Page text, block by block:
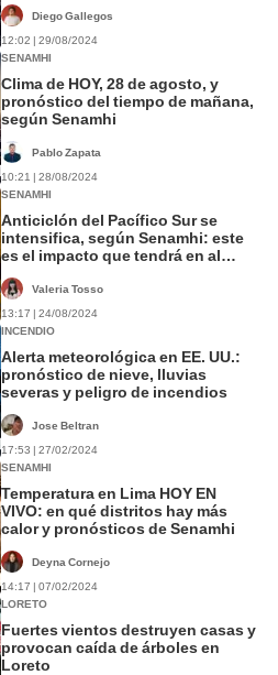
Diego Gallegos
12:02 | 29/08/2024
SENAMHI
Clima de HOY, 28 de agosto, y
pronóstico del tiempo de mañana,
según Senamhi
Pablo Zapata
10:21 | 28/08/2024
SENAMHI
Anticiclón del Pacífico Sur se
intensifica, según Senamhi: este
es el impacto que tendrá en al
Valeria Tosso
13:17 | 24/08/2024
INCENDIO
Alerta meteorológica en EE. UU.:
pronóstico de nieve, lluvias
severas y peligro de incendios
Jose Beltran
17:53 | 27/02/2024
SENAMHI
Temperatura en Lima HOY EN
VIVO: en qué distritos hay más
calor y pronósticos de Senamhi
Deyna Cornejo
14:17 | 07/02/2024
LORETO
Fuertes vientos destruyen casas y
provocan caída de árboles en
Loreto